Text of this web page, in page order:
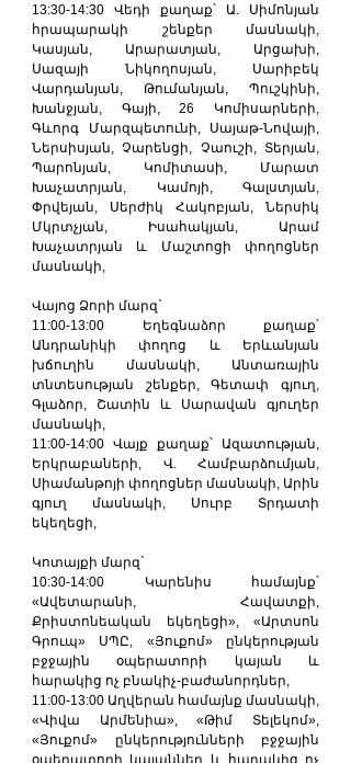
13:30-14:30 Վեդի քաղաք՝ Ա. Սիմոնյան
հրապարակի շենքեր մասնակի,
Կասյան, Արարատյան, Արցախի,
Սազայի Նիկողոսյան, Սարիբեկ
Վարդանյան, Թումանյան, Պուշկինի,
Խանջյան, Գայի, 26 Կոմիսարների,
Գևորգ Մարզպետունի, Սայաթ-Նովայի,
Ներսիսյան, Չարենցի, Չաուշի, Տերյան,
Պարոնյան, Կոմիտասի, Մարատ
Խաչատրյան, Կամոյի, Գալստյան,
Փրվեյան, Սերժիկ Հակոբյան, Ներսիկ
Մկրտչյան, Իսահակյան, Արամ
Խաչատրյան և Մաշտոցի փողոցներ
մասնակի,
Վայոց Ձորի մարզ`
11:00-13:00 Եղեգնաձոր քաղաք՝
Անդրանիկի փողոց և Երևանյան
խճուղին մասնակի, Անտառային
տնտեսության շենքեր, Գետափ գյուղ,
Գլաձոր, Շատին և Սարավան գյուղեր
մասնակի,
11:00-14:00 Վայք քաղաք՝ Ազատության,
Երկրաբաների, Վ. Համբարձումյան,
Սիամանթոյի փողոցներ մասնակի, Արին
գյուղ մասնակի, Սուրբ Տրդատի
եկեղեցի,
Կոտայքի մարզ`
10:30-14:00 Կարենիս համայնք՝
«Ավետարանի, Հավատքի,
Քրիստոնեական եկեղեցի», «Արտսոն
Գրուպ» ՍՊԸ, «Յուքոմ» ընկերության
բջջային օպերատորի կայան և
հարակից ոչ բնակիչ-բաժանորդներ,
11:00-13:00 Աղվերան համայնք մասնակի,
«Վիվա Արմենիա», «Թիմ Տելեկոմ»,
«Յուքոմ» ընկերությունների բջջային
օպերատորի կայաններ և հարակից ոչ